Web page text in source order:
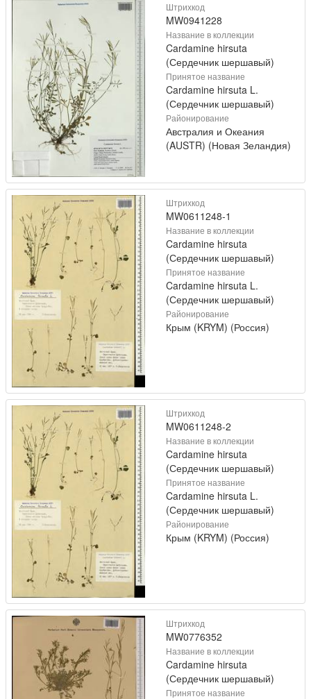
Штрихкод
MW0941228
Название в коллекции
Cardamine hirsuta
(Сердечник шершавый)
Принятое название
Cardamine hirsuta L.
(Сердечник шершавый)
Районирование
Австралия и Океания
(AUSTR) (Новая Зеландия)
Штрихкод
MW0611248-1
Название в коллекции
Cardamine hirsuta
(Сердечник шершавый)
Принятое название
Cardamine hirsuta L.
(Сердечник шершавый)
Районирование
Крым (KRYM) (Россия)
Штрихкод
MW0611248-2
Название в коллекции
Cardamine hirsuta
(Сердечник шершавый)
Принятое название
Cardamine hirsuta L.
(Сердечник шершавый)
Районирование
Крым (KRYM) (Россия)
Штрихкод
MW0776352
Название в коллекции
Cardamine hirsuta
(Сердечник шершавый)
Принятое название